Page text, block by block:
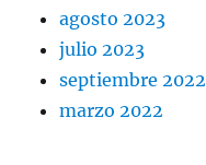
agosto 2023
julio 2023
septiembre 2022
marzo 2022